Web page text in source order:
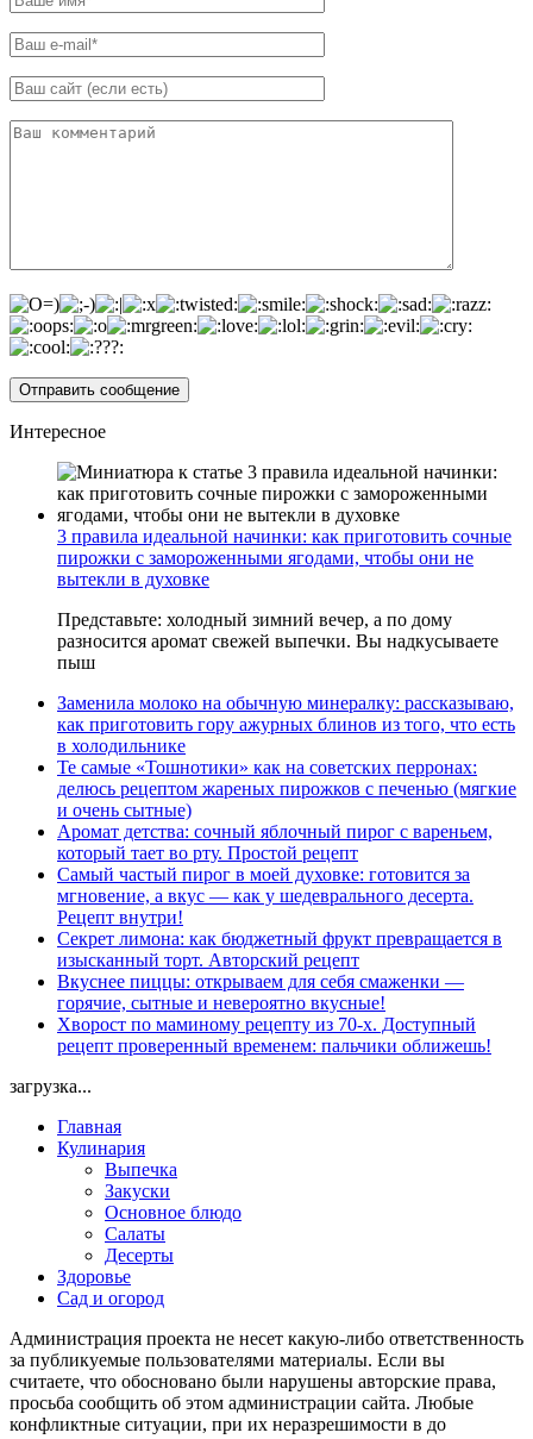
Интересное
3 правила идеальной начинки: как приготовить сочные
пирожки с замороженными ягодами, чтобы они не
вытекли в духовке
Представьте: холодный зимний вечер, а по дому
разносится аромат свежей выпечки. Вы надкусываете
пыш
Заменила молоко на обычную минералку: рассказываю,
как приготовить гору ажурных блинов из того, что есть
в холодильнике
Те самые «Тошнотики» как на советских перронах:
делюсь рецептом жареных пирожков с печенью (мягкие
и очень сытные)
Аромат детства: сочный яблочный пирог с вареньем,
который тает во рту. Простой рецепт
Самый частый пирог в моей духовке: готовится за
мгновение, а вкус — как у шедеврального десерта.
Рецепт внутри!
Секрет лимона: как бюджетный фрукт превращается в
изысканный торт. Авторский рецепт
Вкуснее пиццы: открываем для себя смаженки —
горячие, сытные и невероятно вкусные!
Хворост по маминому рецепту из 70-х. Доступный
рецепт проверенный временем: пальчики оближешь!
загрузка...
Главная
Кулинария
Выпечка
Закуски
Основное блюдо
Салаты
Десерты
Здоровье
Сад и огород
Администрация проекта не несет какую-либо ответственность
за публикуемые пользователями материалы. Если вы
считаете, что обосновано были нарушены авторские права,
просьба сообщить об этом администрации сайта. Любые
конфликтные ситуации, при их неразрешимости в до